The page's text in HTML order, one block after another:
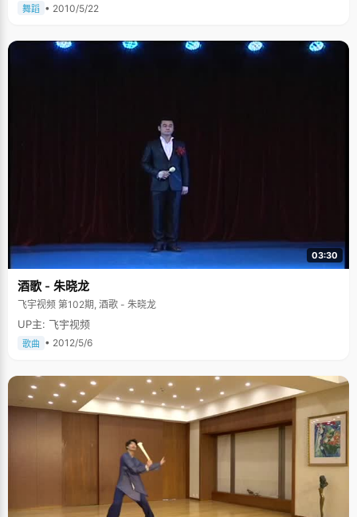
舞蹈 • 2010/5/22
03:30
酒歌 - 朱晓龙
飞宇视频 第102期, 酒歌 - 朱晓龙
UP主: 飞宇视频
歌曲 • 2012/5/6